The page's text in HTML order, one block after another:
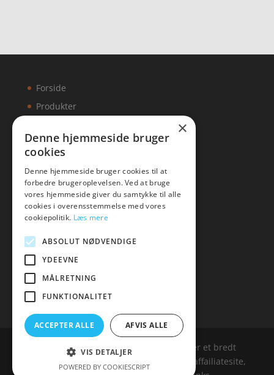
Forside
Produkter
Artikler
Malawigruppen
Mail:hej@malawigruppen.dk
Malawigruppen.dk er siden, der samler et bredt
udvalg af spændende varer. Siden er et affailiatesite,
×
Denne hjemmeside bruger
cookies
Denne hjemmeside bruger cookies til at
forbedre brugeroplevelsen. Ved at bruge
vores hjemmeside giver du samtykke til alle
cookies i overensstemmelse med vores
cookiepolitik. Læs mere
ABSOLUT NØDVENDIGE
YDEEVNE
MÅLRETNING
FUNKTIONALITET
ACCEPTER ALLE AFVIS ALLE
VIS DETALJER
POWERED BY COOKIESCRIPT